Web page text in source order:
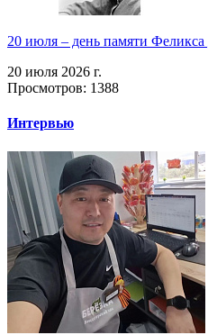
20 июля – день памяти
20 июля 2026 г.
Просмотров: 1388
Интервью